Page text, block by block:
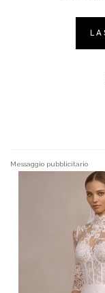
Messaggio pubblicitario